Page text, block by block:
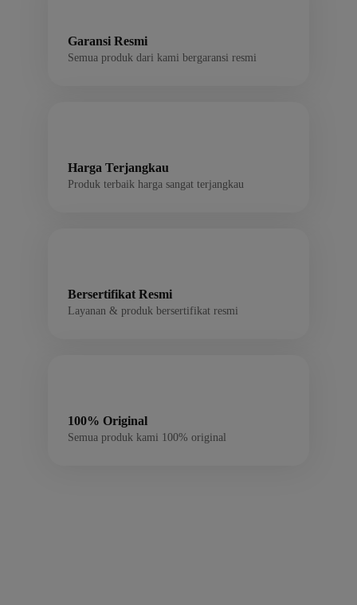
Garansi Resmi
Semua produk dari kami bergaransi resmi
Harga Terjangkau
Produk terbaik harga sangat terjangkau
Bersertifikat Resmi
Layanan & produk bersertifikat resmi
100% Original
Semua produk kami 100% original